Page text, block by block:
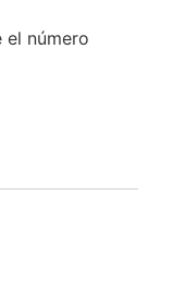
el número